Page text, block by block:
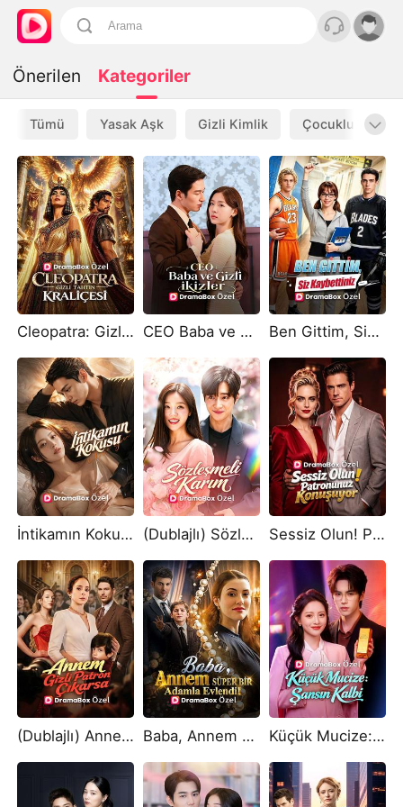
Önerilen Kategoriler
Tümü Yasak Aşk Gizli Kimlik Çocukluk Aşkı
Cleopatra: Gizli Tahtın Kraliçesi CEO Baba ve Gizli İkizler Ben Gittim, Siz Kaybettiniz
İntikamın Kokusu! (Dublajlı) Sözleşmeli Karım Sessiz Olun! Patronunuz Konuşuyor
(Dublajlı) Annem Gizli Patron Çıkarsa Baba, Annem Süper Bir Adamla Evlendi! Küçük Mucize: Şansın Kalbi